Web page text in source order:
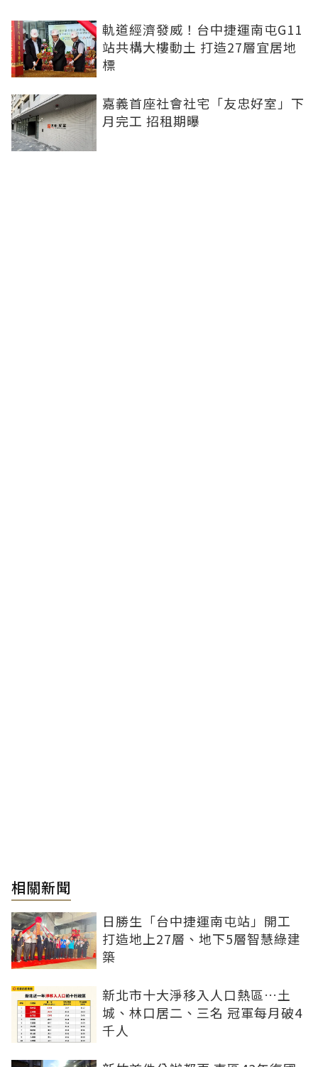
軌道經濟發威！台中捷運南屯G11
站共構大樓動土 打造27層宜居地
標
嘉義首座社會社宅「友忠好室」下
月完工 招租期曝
相關新聞
日勝生「台中捷運南屯站」開工
打造地上27層、地下5層智慧綠建
築
新北市十大淨移入人口熱區…土
城、林口居二、三名 冠軍每月破4
千人